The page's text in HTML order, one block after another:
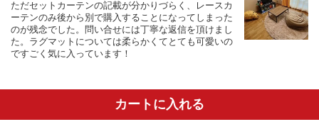
ただセットカーテンの記載が分かりづらく、レースカ
ーテンのみ後から別で購入することになってしまった
のが残念でした。問い合せには丁寧な返信を頂けまし
た。ラグマットについては柔らかくてとても可愛いの
ですごく気に入っています！
カートに入れる